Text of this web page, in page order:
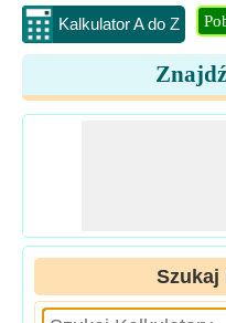
Kalkulator A do Z
Szukaj